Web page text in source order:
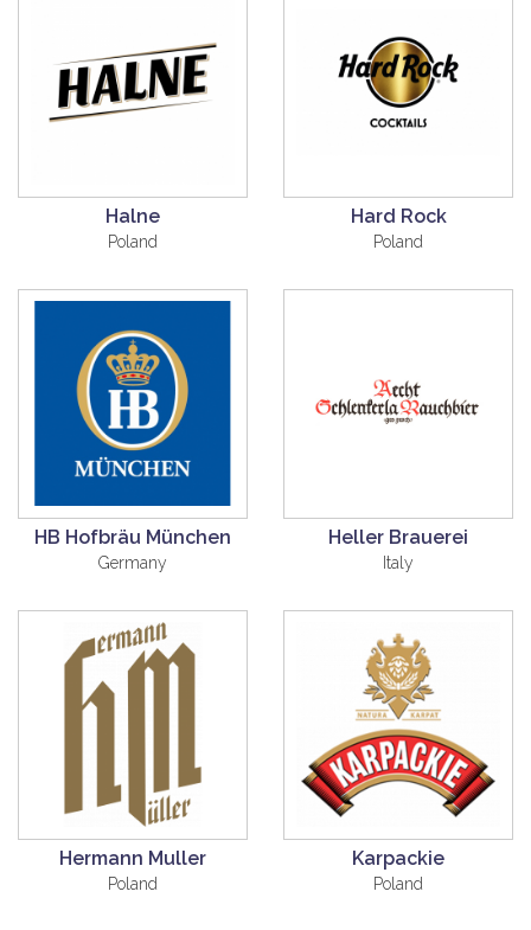
Halne
Poland
Hard Rock
Poland
HB Hofbräu München
Germany
Heller Brauerei
Italy
Hermann Muller
Poland
Karpackie
Poland